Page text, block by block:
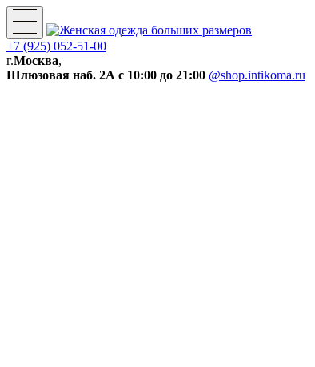
+7 (925) 052-51-00
г.Москва,
Шлюзовая наб. 2А с 10:00 до 21:00 @shop.intikoma.ru